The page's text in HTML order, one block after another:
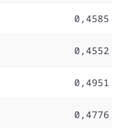
0,4585
0,4552
0,4951
0,4776